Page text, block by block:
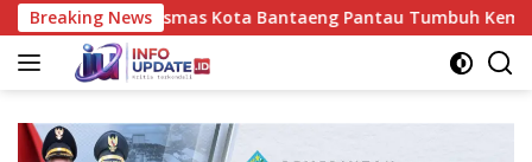
Skip
to
content
Breaking News
Puskesmas Kota Bantaeng Pantau Tumbuh Kembang Bayi